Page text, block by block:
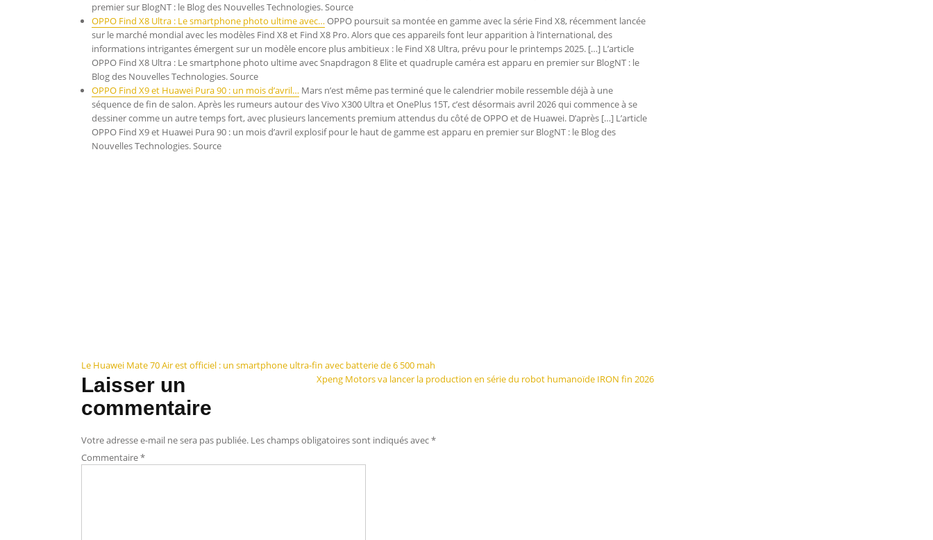
premier sur BlogNT : le Blog des Nouvelles Technologies. Source
OPPO Find X8 Ultra : Le smartphone photo ultime avec…OPPO poursuit sa montée en gamme avec la série Find X8, récemment lancée
sur le marché mondial avec les modèles Find X8 et Find X8 Pro. Alors que ces appareils font leur apparition à l’international, des
informations intrigantes émergent sur un modèle encore plus ambitieux : le Find X8 Ultra, prévu pour le printemps 2025. […] L’article
OPPO Find X8 Ultra : Le smartphone photo ultime avec Snapdragon 8 Elite et quadruple caméra est apparu en premier sur BlogNT : le
Blog des Nouvelles Technologies. Source
OPPO Find X9 et Huawei Pura 90 : un mois d’avril… Mars n’est même pas terminé que le calendrier mobile ressemble déjà à une
séquence de fin de salon. Après les rumeurs autour des Vivo X300 Ultra et OnePlus 15T, c’est désormais avril 2026 qui commence à se
dessiner comme un autre temps fort, avec plusieurs lancements premium attendus du côté de OPPO et de Huawei. D’après […] L’article
OPPO Find X9 et Huawei Pura 90 : un mois d’avril explosif pour le haut de gamme est apparu en premier sur BlogNT : le Blog des
Nouvelles Technologies. Source
Navigation
de
l’article
Le Huawei Mate 70 Air est officiel : un smartphone ultra-fin avec batterie de 6 500 mah
Xpeng Motors va lancer la production en série du robot humanoïde IRON fin 2026
Laisser un
commentaire
Votre adresse e-mail ne sera pas publiée. Les champs obligatoires sont indiqués avec*
Commentaire*